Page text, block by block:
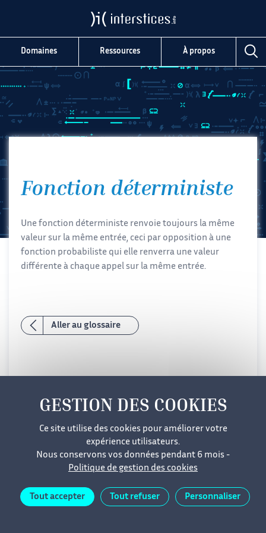
Domaines Ressources À propos
Fonction déterministe
Une fonction déterministe renvoie toujours la même
valeur sur la même entrée, ceci par opposition à une
fonction probabiliste qui elle renverra une valeur
différente à chaque appel sur la même entrée.
Aller au glossaire
Mentions légales Cookies Données personnelles
Plan du site
Ce site utilise des cookies pour améliorer votre
expérience utilisateurs.
Nous conservons vos données pendant 6 mois -
Politique de gestion des cookies
Tout accepter Tout refuser Personnaliser